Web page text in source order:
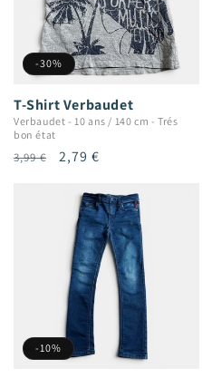
-30%
T-Shirt Verbaudet
Verbaudet - 10 ans / 140 cm -Trés
bon état
Prix
3,99 €
Prix
2,79 €
-10%